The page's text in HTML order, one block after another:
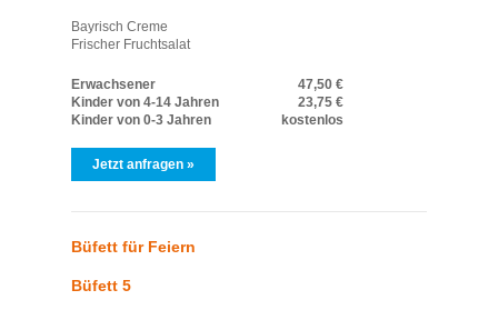
Bayrisch Creme
Frischer Fruchtsalat
Erwachsener
47,50 €
Kinder von 4-14 Jahren
23,75 €
Kinder von 0-3 Jahren
kostenlos
Jetzt anfragen »
Büfett für Feiern
Büfett 5